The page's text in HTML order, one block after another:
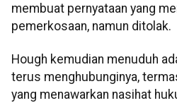
membuat pernyataan yang
pemerkosaan, namun ditolak.
Hough kemudian menuduh
terus menghubunginya,
yang menawarkan nasihat